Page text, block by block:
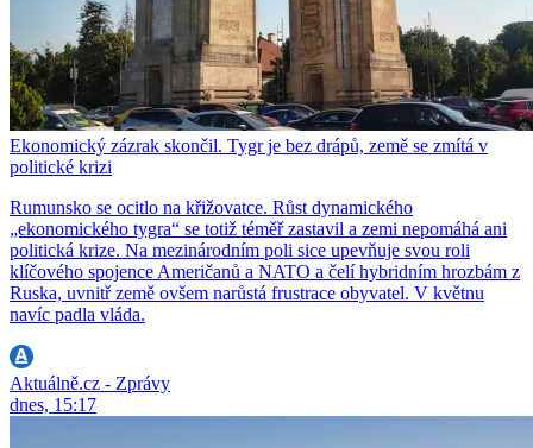
Ekonomický zázrak skončil. Tygr je bez drápů, země se zmítá v
politické krizi
Rumunsko se ocitlo na křižovatce. Růst dynamického
„ekonomického tygra“ se totiž téměř zastavil a zemi nepomáhá ani
politická krize. Na mezinárodním poli sice upevňuje svou roli
klíčového spojence Američanů a NATO a čelí hybridním hrozbám z
Ruska, uvnitř země ovšem narůstá frustrace obyvatel. V květnu
navíc padla vláda.
Aktuálně.cz - Zprávy
dnes, 15:17